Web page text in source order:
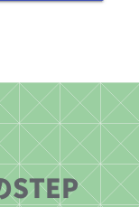
STEP